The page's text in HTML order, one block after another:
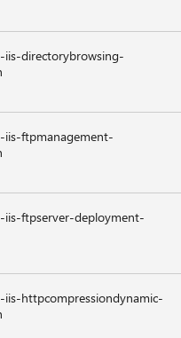
directorybrowsing-
ftpmanagement-
ftpserver-deployment-
httpcompressiondynamic-